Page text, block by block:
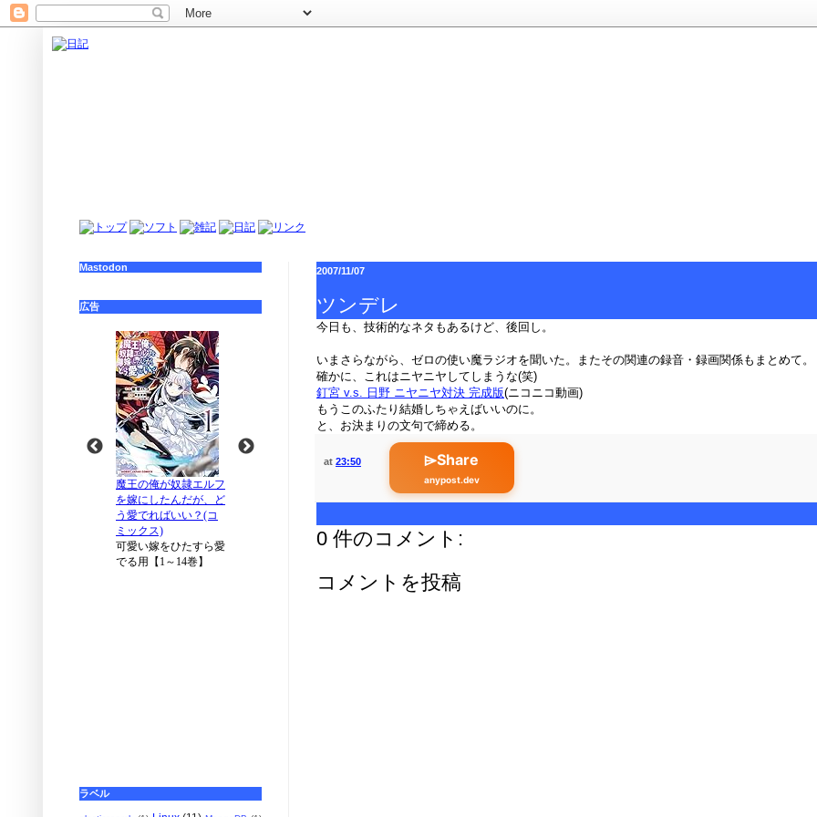
2007/11/07
ツンデレ
今日も、技術的なネタもあるけど、後回し。
いまさらながら、ゼロの使い魔ラジオを聞いた。またその関連の録音・録画関係もまとめて。
確かに、これはニヤニヤしてしまうな(笑)
釘宮 v.s. 日野 ニヤニヤ対決 完成版(ニコニコ動画)
もうこのふたり結婚しちゃえばいいのに。
と、お決まりの文句で締める。
at 23:50 ⌲Share
anypost.dev
0 件のコメント:
コメントを投稿
Mastodon
広告
ラベル